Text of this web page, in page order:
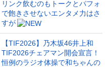
リンク飲むのもトークとパフォ
で飽きさせないエンタメ力はさ
すが
【TIF2026】乃木坂46井上和
TIF2026チェアマン開会宣言！
恒例のラジオ体操で和ちゃんの